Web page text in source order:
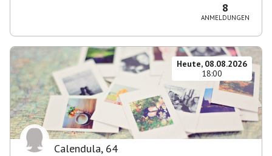
8
ANMELDUNGEN
Heute, 08.08.2026
18:00
Calendula, 64